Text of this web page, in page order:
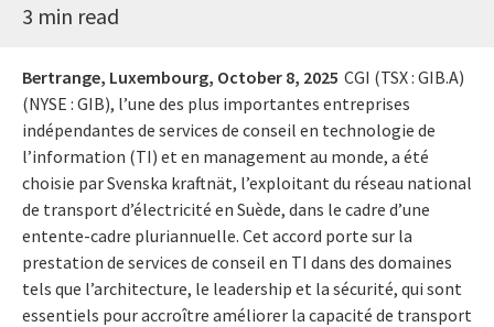
3 min read
Bertrange, Luxembourg, October 8, 2025 CGI (TSX : GIB.A)
(NYSE : GIB), l’une des plus importantes entreprises
indépendantes de services de conseil en technologie de
l’information (TI) et en management au monde, a été
choisie par Svenska kraftnät, l’exploitant du réseau national
de transport d’électricité en Suède, dans le cadre d’une
entente-cadre pluriannuelle. Cet accord porte sur la
prestation de services de conseil en TI dans des domaines
tels que l’architecture, le leadership et la sécurité, qui sont
essentiels pour accroître améliorer la capacité de transport